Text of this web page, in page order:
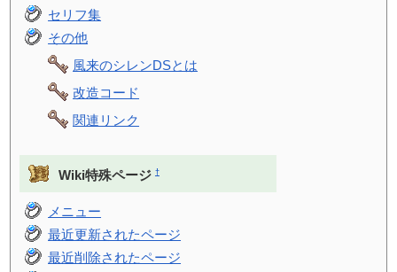
セリフ集
その他
風来のシレンDSとは
改造コード
関連リンク
Wiki特殊ページ †
メニュー
最近更新されたページ
最近削除されたページ